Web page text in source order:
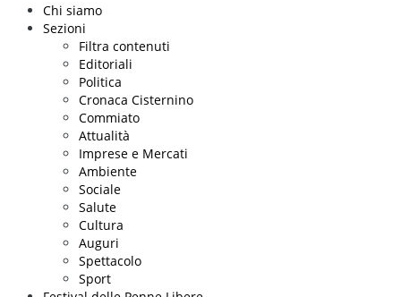
Chi siamo
Sezioni
Filtra contenuti
Editoriali
Politica
Cronaca Cisternino
Commiato
Attualità
Imprese e Mercati
Ambiente
Sociale
Salute
Cultura
Auguri
Spettacolo
Sport